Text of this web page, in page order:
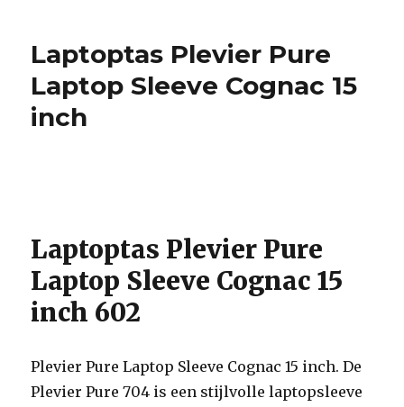
Laptop
Taupe
Laptoptas Plevier Pure
Laptop Sleeve Cognac 15
inch
Laptoptas Plevier Pure
Laptop Sleeve Cognac 15
inch 602
Plevier Pure Laptop Sleeve Cognac 15 inch. De
Plevier Pure 704 is een stijlvolle laptopsleeve